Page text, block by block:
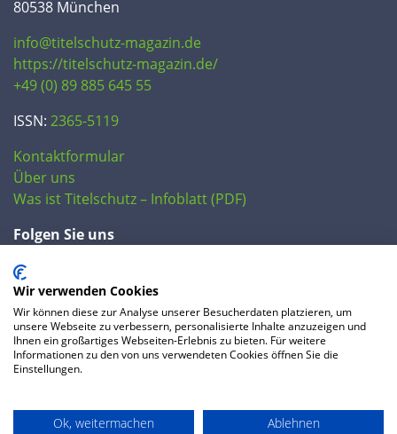
80538 München
info@titelschutz-magazin.de
https://titelschutz-magazin.de/
+49 (0) 89 885 645 55
ISSN: 2365-5119
Kontaktformular
Über uns
Was ist Titelschutz – Infoblatt (PDF)
Folgen Sie uns
FAQ
Datenschutzerklärung AGB Preise
Wir verwenden Cookies
Wir können diese zur Analyse unserer Besucherdaten platzieren, um
unsere Webseite zu verbessern, personalisierte Inhalte anzuzeigen und
Ihnen ein großartiges Webseiten-Erlebnis zu bieten. Für weitere
Informationen zu den von uns verwendeten Cookies öffnen Sie die
Einstellungen.
Ok, weitermachen Ablehnen